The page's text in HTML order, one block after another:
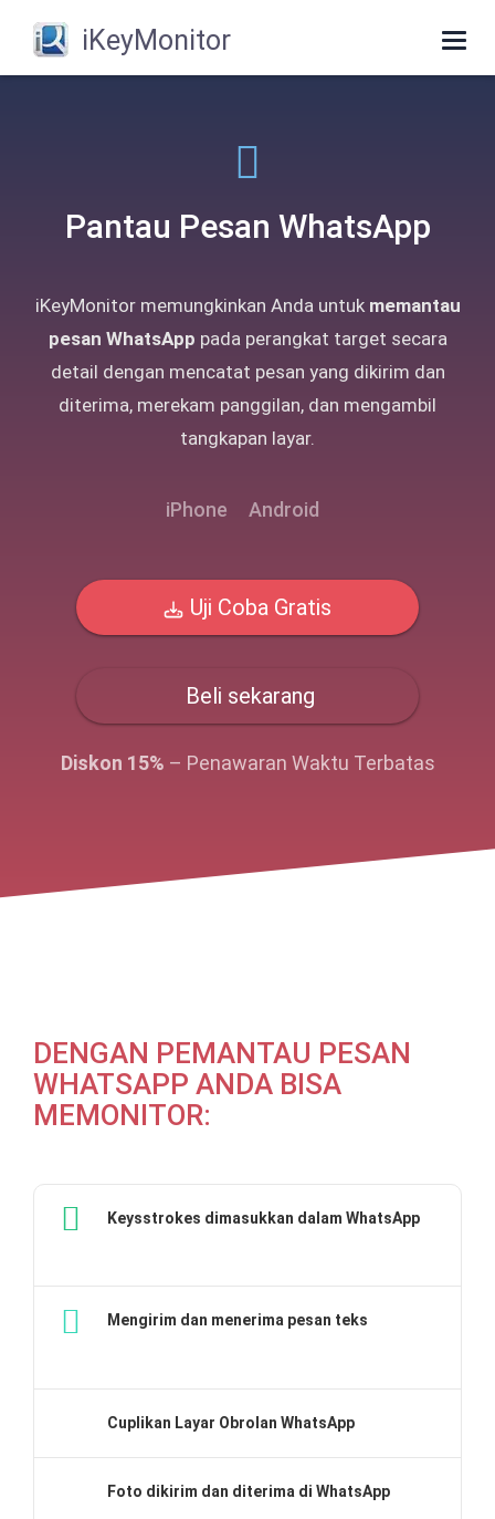
iKeyMonitor
Pantau Pesan WhatsApp
iKeyMonitor memungkinkan Anda untuk memantau
pesan WhatsApp pada perangkat target secara
detail dengan mencatat pesan yang dikirim dan
diterima, merekam panggilan, dan mengambil
tangkapan layar.
iPhone Android
Uji Coba Gratis
Beli sekarang
Diskon 15% – Penawaran Waktu Terbatas
DENGAN PEMANTAU PESAN
WHATSAPP ANDA BISA
MEMONITOR:
Keysstrokes dimasukkan dalam WhatsApp
Mengirim dan menerima pesan teks
Cuplikan Layar Obrolan WhatsApp
Foto dikirim dan diterima di WhatsApp